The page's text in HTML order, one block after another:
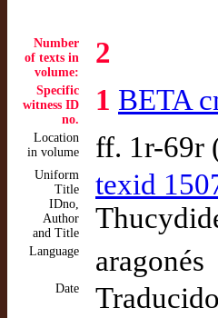
Number
of texts in
volume:
2
Specific
witness ID
no.
1 BETA
Location
in volume
ff. 1r-69r
Uniform
Title
IDno,
Author
and Title
texid
Language aragonés
Date